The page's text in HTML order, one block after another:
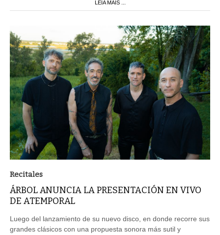
ÁRBOL ANUNCIA LA PRESENTACIÓN EN VIVO
DE ATEMPORAL
grandes clásicos con una propuesta sonora más sutil y
envolvente .Será el próximo 17 de octubre a las 21 horas en el